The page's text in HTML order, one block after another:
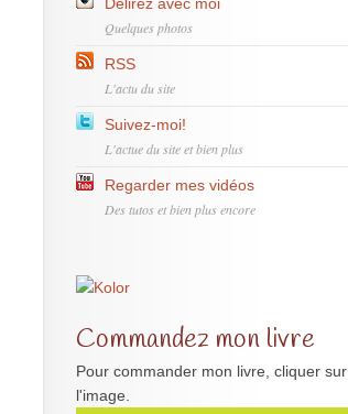
Quelques photos
RSS
L'actu du site
Suivez-moi!
L'actue du site et bien plus
Regarder mes vidéos
Des tutos et bien plus encore
Commandez mon livre
Pour commander mon livre, cliquer sur
l'image.